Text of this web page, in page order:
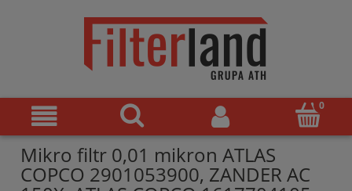
Mikro filtr 0,01 mikron ATLAS
COPCO 2901053900, ZANDER AC